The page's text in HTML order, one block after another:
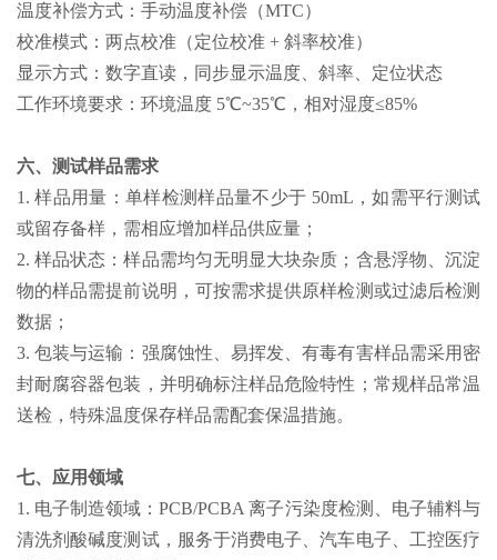
温度补偿方式：手动温度补偿（MTC）
校准模式：两点校准（定位校准 + 斜率校准）
显示方式：数字直读，同步显示温度、斜率、定位状态
工作环境要求：环境温度 5℃~35℃，相对湿度≤85%
六、测试样品需求
1. 样品用量：单样检测样品量不少于 50mL，如需平行测试
或留存备样，需相应增加样品供应量；
2. 样品状态：样品需均匀无明显大块杂质；含悬浮物、沉淀
物的样品需提前说明，可按需求提供原样检测或过滤后检测
数据；
3. 包装与运输：强腐蚀性、易挥发、有毒有害样品需采用密
封耐腐容器包装，并明确标注样品危险特性；常规样品常温
送检，特殊温度保存样品需配套保温措施。
七、应用领域
1. 电子制造领域：PCB/PCBA 离子污染度检测、电子辅料与
清洗剂酸碱度测试，服务于消费电子、汽车电子、工控医疗